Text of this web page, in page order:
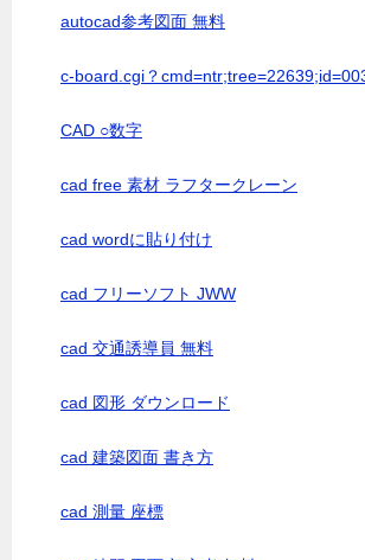
autocad参考図面 無料
c-board.cgi？
CAD ○数字
cad free 素材 ラフタークレーン
cad wordに貼り付け
cad フリーソフト JWW
cad 交通誘導員 無料
cad 図形 ダウンロード
cad 建築図面 書き方
cad 測量 座標